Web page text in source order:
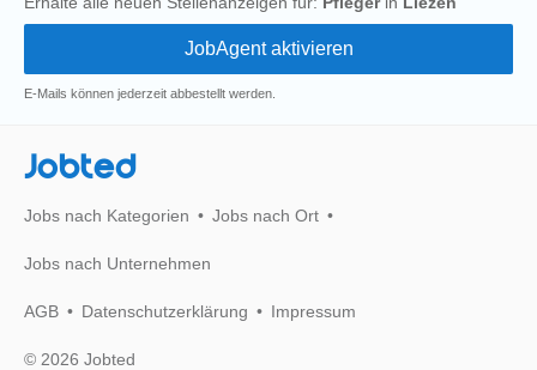
E-Mails können jederzeit abbestellt werden.
Jobted
Jobs nach Kategorien Jobs nach Ort
Jobs nach Unternehmen
AGB Datenschutzerklärung Impressum
© 2026 Jobted